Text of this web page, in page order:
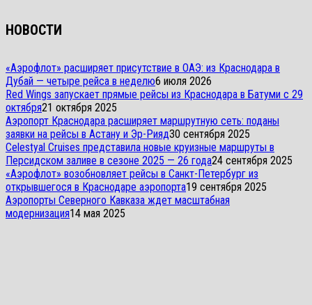
НОВОСТИ
«Аэрофлот» расширяет присутствие в ОАЭ: из Краснодара в
Дубай — четыре рейса в неделю6 июля 2026
Red Wings запускает прямые рейсы из Краснодара в Батуми с 29
октября21 октября 2025
Аэропорт Краснодара расширяет маршрутную сеть: поданы
заявки на рейсы в Астану и Эр-Рияд30 сентября 2025
Celestyal Cruises представила новые круизные маршруты в
Персидском заливе в сезоне 2025 — 26 года24 сентября 2025
«Аэрофлот» возобновляет рейсы в Санкт-Петербург из
открывшегося в Краснодаре аэропорта19 сентября 2025
Аэропорты Северного Кавказа ждет масштабная
модернизация14 мая 2025